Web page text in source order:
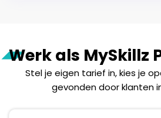
Werk als MySkillz
Stel je eigen tarief in, kies je
gevonden door klanten